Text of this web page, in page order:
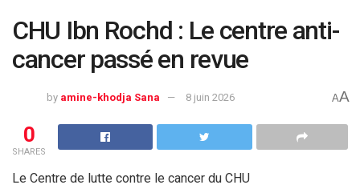
CHU Ibn Rochd : Le centre anti-
cancer passé en revue
by amine-khodja Sana 8 juin 2026 AA
0
SHARES
Le Centre de lutte contre le cancer du CHU